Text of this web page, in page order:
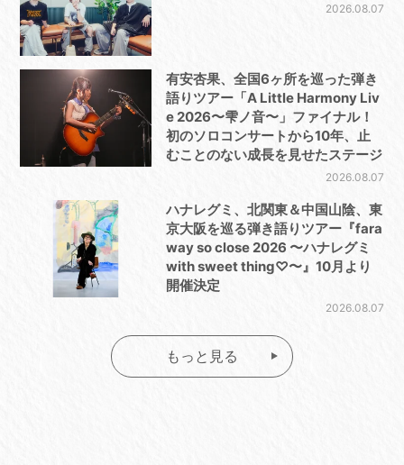
2026.08.07
有安杏果、全国6ヶ所を巡った弾き
語りツアー「A Little Harmony Liv
e 2026〜雫ノ音〜」ファイナル！
初のソロコンサートから10年、止
むことのない成長を見せたステージ
2026.08.07
ハナレグミ、北関東＆中国山陰、東
京大阪を巡る弾き語りツアー『fara
way so close 2026 〜ハナレグミ
with sweet thing♡〜』10月より
開催決定
2026.08.07
もっと見る